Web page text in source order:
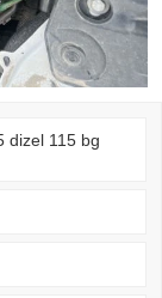
dizel 115 bg